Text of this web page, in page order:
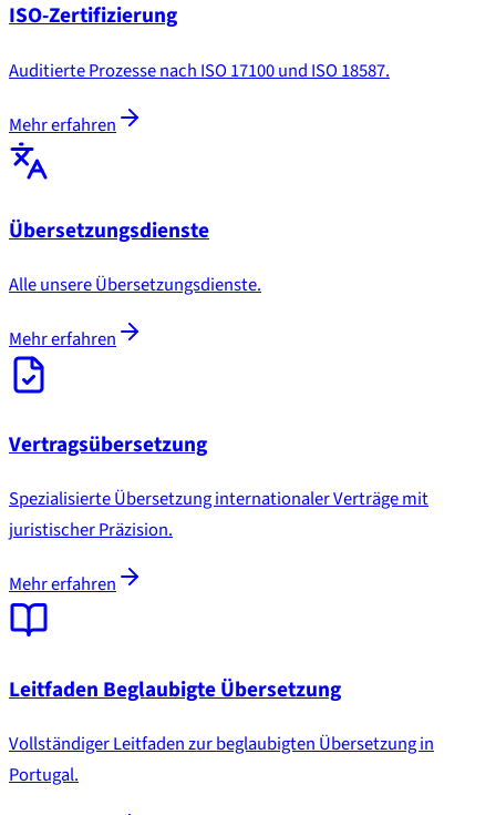
ISO-Zertifizierung
Auditierte Prozesse nach ISO 17100 und ISO 18587.
Mehr erfahren
Übersetzungsdienste
Alle unsere Übersetzungsdienste.
Mehr erfahren
Vertragsübersetzung
Spezialisierte Übersetzung internationaler Verträge mit
juristischer Präzision.
Mehr erfahren
Leitfaden Beglaubigte Übersetzung
Vollständiger Leitfaden zur beglaubigten Übersetzung in
Portugal.